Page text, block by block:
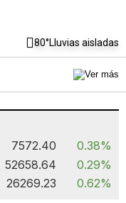
80°Lluvias aisladas
7572.40
0.38%
52658.64
0.29%
26269.23 0.62%